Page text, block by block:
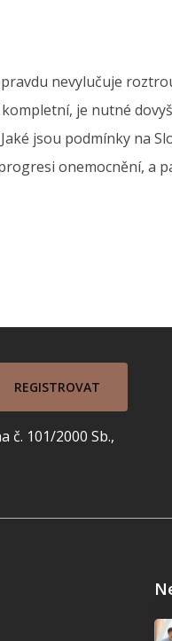
nevylučuje
je nutné
jsou podmínky na
onemocnění,
REGISTROVAT
č. 101/2000 Sb.,